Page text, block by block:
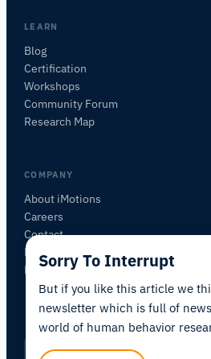
LEARN
Blog
Certification
Workshops
Community Forum
Research Map
COMPANY
About iMotions
Careers
Contact
My iMotions
Newsletter
DE |Privacy Policy
FRAGEN SIE ZU DIESEM ARTIKEL
Diesen Artikel zusammenfassen
Wie könnte ich das anwenden?
Sorry To Interrupt
But if you like this article we
newsletter which is full of
world of human behavior